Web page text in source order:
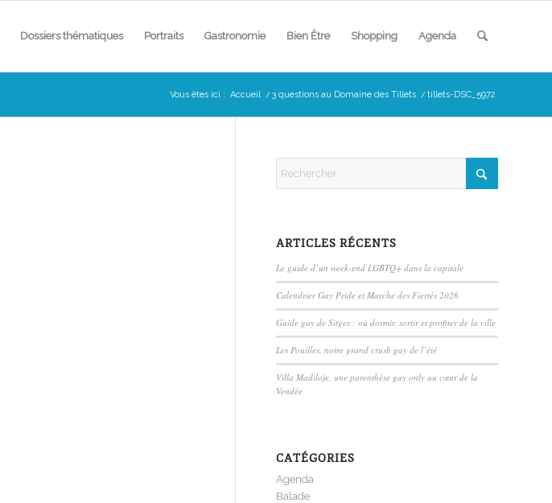
Dossiers thématiques Portraits Gastronomie Bien Être Shopping Agenda
Vous êtes ici : Accueil / 3 questions au Domaine des Tillets / tillets-DSC_5972
ARTICLES RÉCENTS
Le guide d’un week-end LGBTQ+ dans la capitale
Calendrier Gay Pride et Marche des Fiertés 2026
Guide gay de Sitges : où dormir, sortir et profiter de la ville
Les Pouilles, notre grand crush gay de l’été
Villa Madiloje, une parenthèse gay only au cœur de la
Vendée
CATÉGORIES
Agenda
Balade